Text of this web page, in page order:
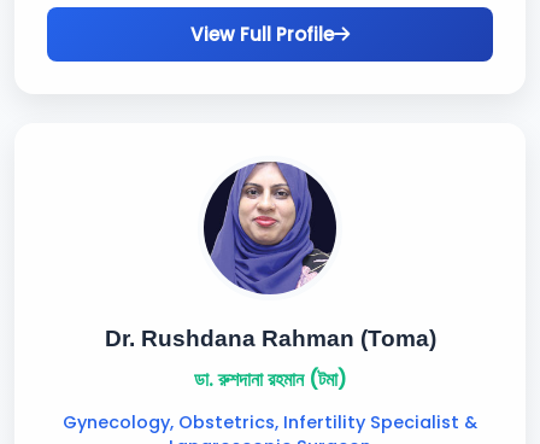
View Full Profile
Dr. Rushdana Rahman (Toma)
ডা. রুশদানা রহমান (টমা)
Gynecology, Obstetrics, Infertility Specialist &